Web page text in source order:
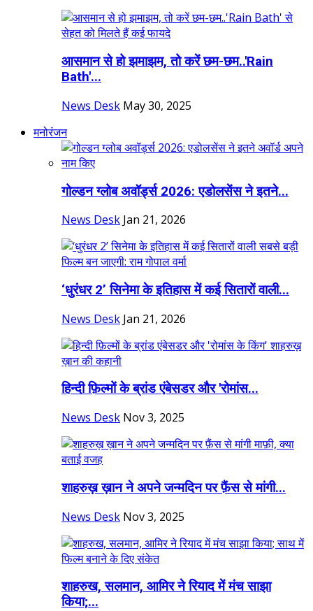
आसमान से हो झमाझम, तो करें छम-छम..'Rain
Bath'...
News Desk May 30, 2025
मनोरंजन
गोल्डन ग्लोब अवॉर्ड्स 2026: एडोलसेंस ने इतने...
News Desk Jan 21, 2026
‘धुरंधर 2’ सिनेमा के इतिहास में कई सितारों वाली...
News Desk Jan 21, 2026
हिन्दी फ़िल्मों के ब्रांड एंबेसडर और 'रोमांस...
News Desk Nov 3, 2025
शाहरुख़ ख़ान ने अपने जन्मदिन पर फ़ैंस से मांगी...
News Desk Nov 3, 2025
शाहरुख, सलमान, आमिर ने रियाद में मंच साझा
किया;...